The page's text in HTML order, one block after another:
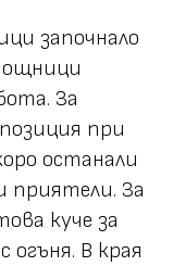
започнало
За
при
останали
приятели. За
куче за
В края